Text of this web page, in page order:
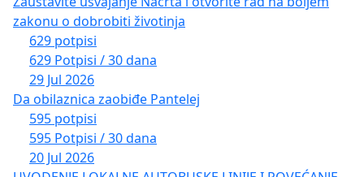
zakonu o dobrobiti životinja
629 potpisi
629 Potpisi / 30 dana
29 Jul 2026
Da obilaznica zaobiđe Pantelej
595 potpisi
595 Potpisi / 30 dana
20 Jul 2026